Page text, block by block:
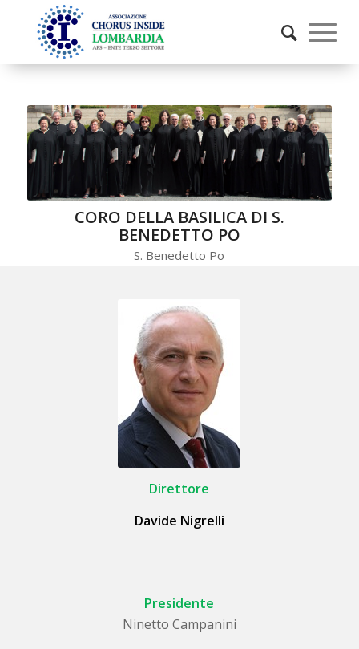
CORO DELLA BASILICA DI S.
BENEDETTO PO
S. Benedetto Po
Direttore
Davide Nigrelli
Presidente
Ninetto Campanini